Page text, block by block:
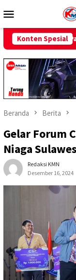
ke
Mobile
Konten Spesial
Program TJSL
Beranda Berita
Gelar Forum
Niaga
Redaksi KMN
Desember 16, 2024